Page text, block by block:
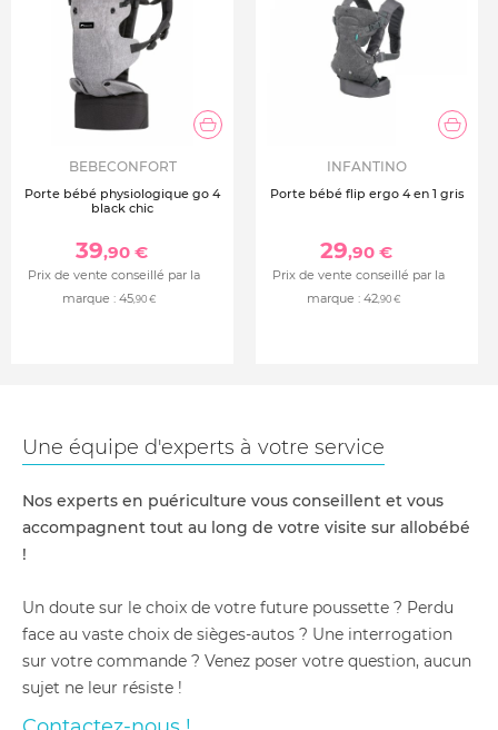
BEBECONFORT
Porte bébé physiologique go 4
black chic
39,90 €
Prix de vente conseillé par la
marque : 45,90 €
INFANTINO
Porte bébé flip ergo 4 en 1 gris
29,90 €
Prix de vente conseillé par la
marque : 42,90 €
Une équipe d'experts à votre service
Nos experts en puériculture vous conseillent et vous
accompagnent tout au long de votre visite sur allobébé
!
Un doute sur le choix de votre future poussette ? Perdu
face au vaste choix de sièges-autos ? Une interrogation
sur votre commande ? Venez poser votre question, aucun
sujet ne leur résiste !